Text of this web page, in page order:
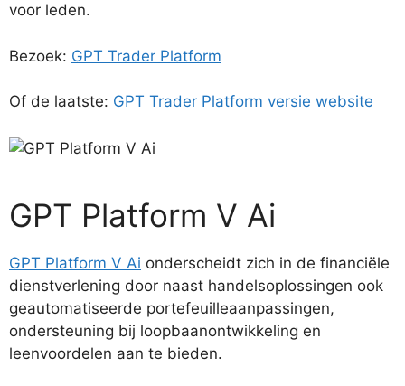
voor leden.
Bezoek: GPT Trader Platform
Of de laatste: GPT Trader Platform versie website
GPT Platform V Ai
GPT Platform V Ai onderscheidt zich in de financiële
dienstverlening door naast handelsoplossingen ook
geautomatiseerde portefeuilleaanpassingen,
ondersteuning bij loopbaanontwikkeling en
leenvoordelen aan te bieden.